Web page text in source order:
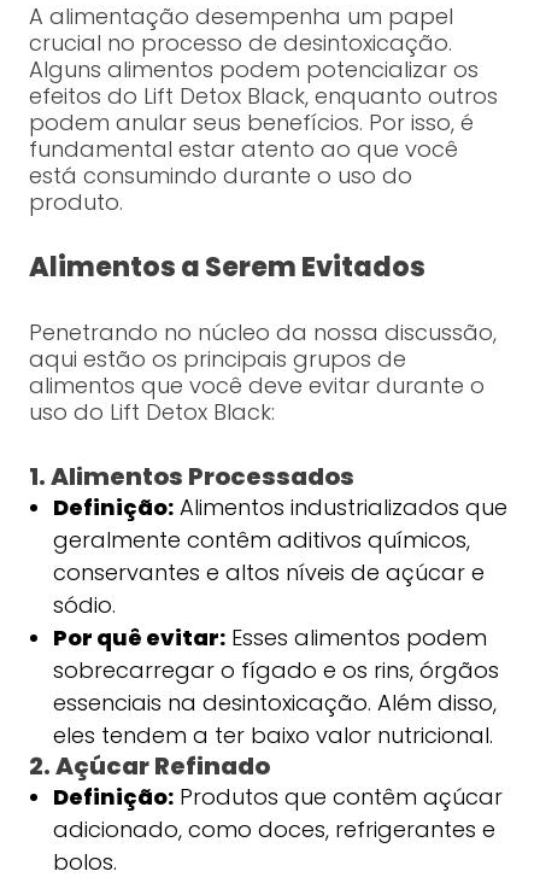
A alimentação desempenha um papel
crucial no processo de desintoxicação.
Alguns alimentos podem potencializar os
efeitos do Lift Detox Black, enquanto outros
podem anular seus benefícios. Por isso, é
fundamental estar atento ao que você
está consumindo durante o uso do
produto.
Alimentos a Serem Evitados
Penetrando no núcleo da nossa discussão,
aqui estão os principais grupos de
alimentos que você deve evitar durante o
uso do Lift Detox Black:
1. Alimentos Processados
Definição:Alimentos industrializados que
geralmente contêm aditivos químicos,
conservantes e altos níveis de açúcar e
sódio.
Por quê evitar:Esses alimentos podem
sobrecarregar o fígado e os rins, órgãos
essenciais na desintoxicação. Além disso,
eles tendem a ter baixo valor nutricional.
2. Açúcar Refinado
Definição:Produtos que contêm açúcar
adicionado, como doces, refrigerantes e
bolos.